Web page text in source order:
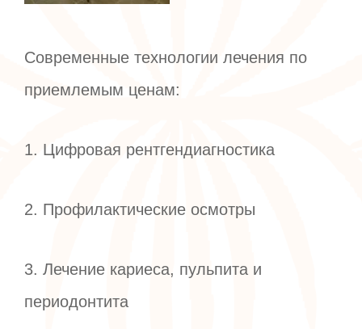
Современные технологии лечения по
приемлемым ценам:
1. Цифровая рентгендиагностика
2. Профилактические осмотры
3. Лечение кариеса, пульпита и
периодонтита